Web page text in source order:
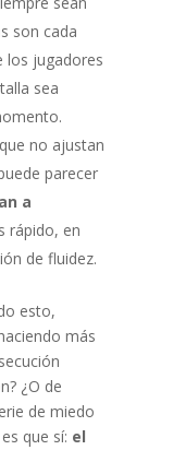
son cada
los jugadores
sea
no ajustan
parecer
a
rápido, en
de fluidez.
esto,
más
¿O de
de miedo
que sí: el